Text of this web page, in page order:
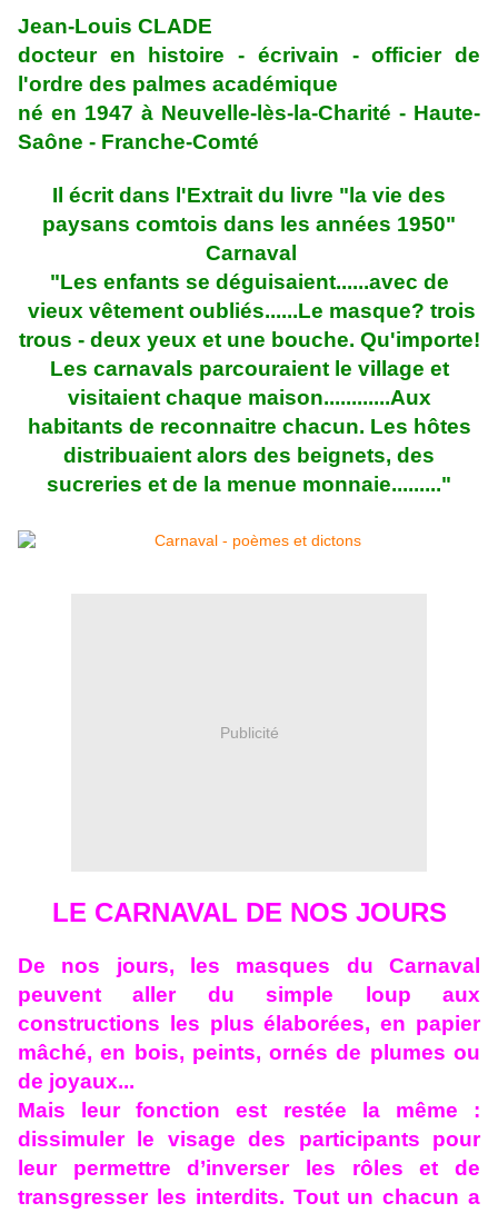
Jean-Louis CLADE
docteur en histoire - écrivain - officier de
l'ordre des palmes académique
né en 1947 à Neuvelle-lès-la-Charité - Haute-
Saône - Franche-Comté
Il écrit dans l'Extrait du livre "la vie des
paysans comtois dans les années 1950"
Carnaval
"Les enfants se déguisaient......avec de
vieux vêtement oubliés......Le masque? trois
trous - deux yeux et une bouche. Qu'importe!
Les carnavals parcouraient le village et
visitaient chaque maison............Aux
habitants de reconnaitre chacun. Les hôtes
distribuaient alors des beignets, des
sucreries et de la menue monnaie........."
Publicité
LE CARNAVAL DE NOS JOURS
De nos jours, les masques du Carnaval
peuvent aller du simple loup aux
constructions les plus élaborées, en papier
mâché, en bois, peints, ornés de plumes ou
de joyaux...
Mais leur fonction est restée la même :
dissimuler le visage des participants pour
leur permettre d’inverser les rôles et de
transgresser les interdits. Tout un chacun a